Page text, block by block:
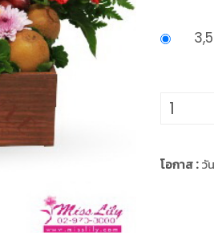
โอกาส :วั